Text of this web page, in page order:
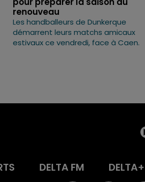
renouveau
Les handballeurs de Dunkerque
démarrent leurs matchs amicaux
estivaux ce vendredi, face à Caen.
DELTA FM DELTA+